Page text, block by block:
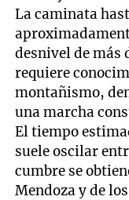
La caminata
desnivel de más
requiere
montañismo,
una marcha
El tiempo
suele oscilar
cumbre se
Mendoza y de